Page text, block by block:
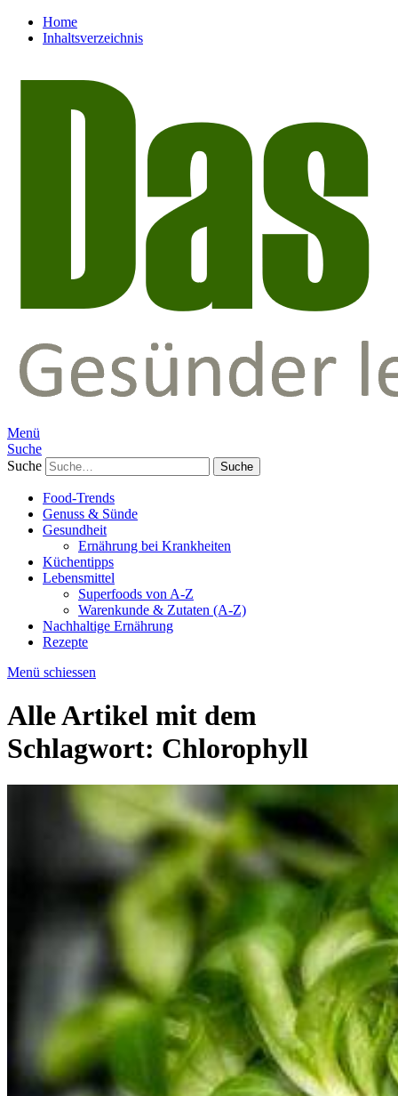
Home
Inhaltsverzeichnis
Menü
Suche
Suche
Food-Trends
Genuss & Sünde
Gesundheit
Ernährung bei Krankheiten
Küchentipps
Lebensmittel
Superfoods von A-Z
Warenkunde & Zutaten (A-Z)
Nachhaltige Ernährung
Rezepte
Menü schiessen
Alle Artikel mit dem
Schlagwort: Chlorophyll